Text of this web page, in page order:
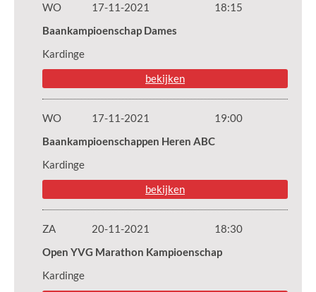
WO 17-11-2021
18:15
Baankampioenschap Dames
Kardinge
bekijken
WO 17-11-2021
19:00
Baankampioenschappen Heren ABC
Kardinge
bekijken
ZA 20-11-2021
18:30
Open YVG Marathon Kampioenschap
Kardinge